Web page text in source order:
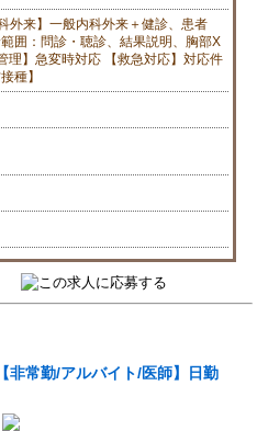
外来】一般内科外来＋健診、患者
囲：問診・聴診、結果説明、胸部X
理】急変時対応 【救急対応】対応件
種】
非常勤/アルバイト/医師】日勤